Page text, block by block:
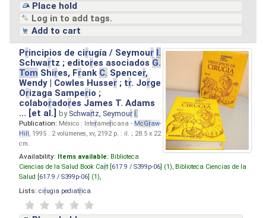
Place hold
Log in to add tags.
Add to cart
Principios de cirugía / Seymour I.
Schwartz ; editores asociados G.
Tom Shires, Frank C. Spencer,
Wendy | Cowles Husser ; tr. Jorge
Orizaga Samperio ;
colaboradores James T. Adams
... [et al.]by Schwartz, Seymour I.
Publication: México : Interamericana - McGraw-
Hill, 1995 . 2 volúmenes, xv, 2192 p. : il. ; 28.5 x 22
cm.
Availability: Items available: Biblioteca
Ciencias de la Salud Book Cart [ 617.9 / S399p-06 ] (1), Biblioteca Ciencias de la
Salud [ 617.9 / S399p-06 ] (1),
Lists: cirugia pediatrica